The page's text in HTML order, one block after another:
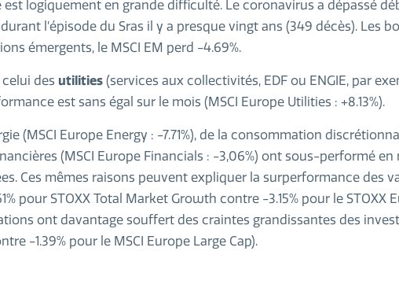
est logiquement en grande difficulté. Le coronavirus a dépassé
l’épisode du Sras il y a presque vingt ans (349 décès). Les
émergents, le MSCI EM perd -4.69%.
des utilities (services aux collectivités, EDF ou ENGIE, par
est sans égal sur le mois (MSCI Europe Utilities : +8.13%).
(MSCI Europe Energy : -7.71%), de la consommation
(MSCI Europe Financials : -3,06%) ont sous-performé en
Ces mêmes raisons peuvent expliquer la surperformance des
pour STOXX Total Market Growth contre -3.15% pour le STOXX
ont davantage souffert des craintes grandissantes des
-1.39% pour le MSCI Europe Large Cap).